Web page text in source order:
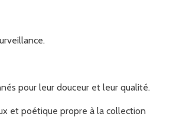
pour leur douceur et leur qualité.
et poétique propre à la collection